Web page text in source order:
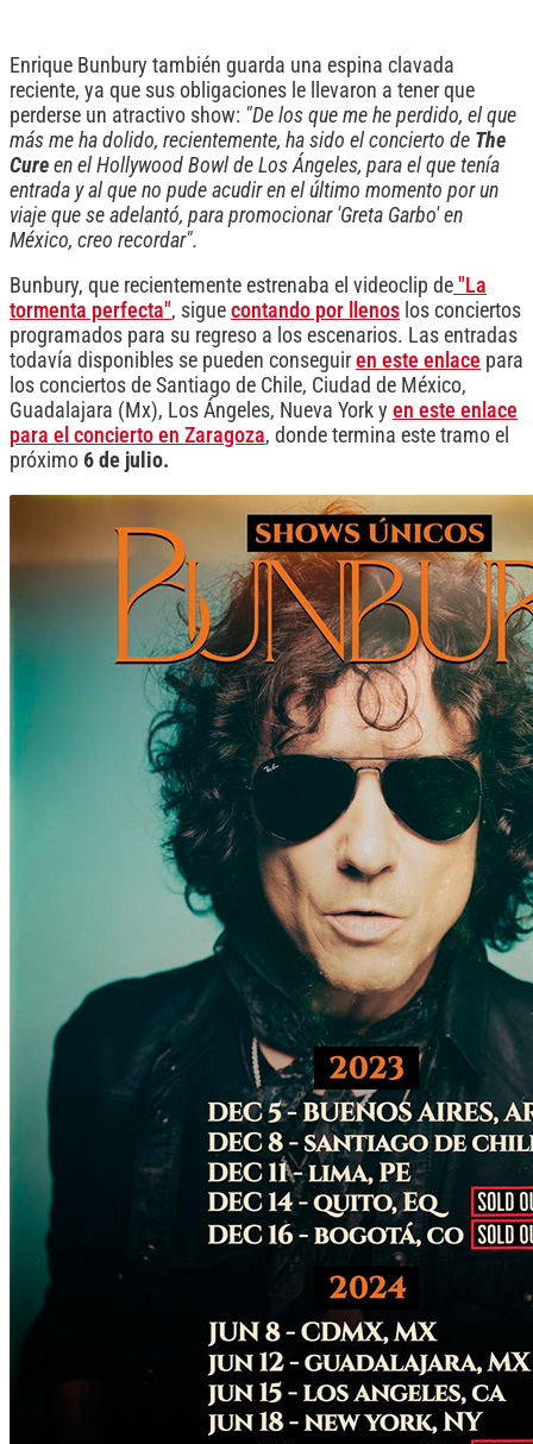
Enrique Bunbury también guarda una espina clavada
reciente, ya que sus obligaciones le llevaron a tener que
perderse un atractivo show: "De los que me he perdido, el que
más me ha dolido, recientemente, ha sido el concierto de The
Cure en el Hollywood Bowl de Los Ángeles, para el que tenía
entrada y al que no pude acudir en el último momento por un
viaje que se adelantó, para promocionar 'Greta Garbo' en
México, creo recordar".
Bunbury, que recientemente estrenaba el videoclip de "La
tormenta perfecta", sigue contando por llenos los conciertos
programados para su regreso a los escenarios. Las entradas
todavía disponibles se pueden conseguir en este enlace para
los conciertos de Santiago de Chile, Ciudad de México,
Guadalajara (Mx), Los Ángeles, Nueva York y en este enlace
para el concierto en Zaragoza, donde termina este tramo el
próximo 6 de julio.